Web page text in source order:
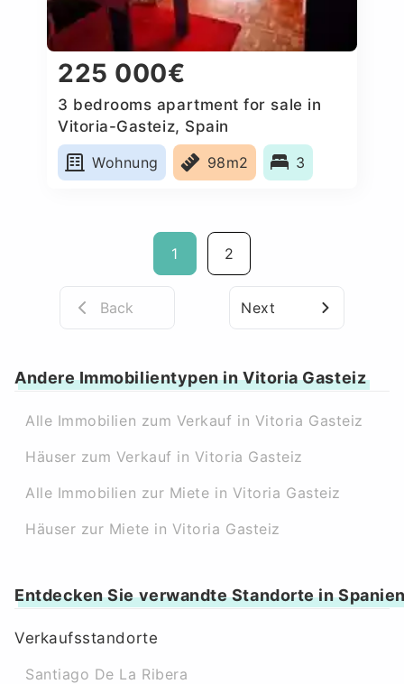
225 000€
3 bedrooms apartment for sale in
Vitoria-Gasteiz, Spain
Wohnung
98m2 3
1 2
Back Next
Andere Immobilientypen in Vitoria Gasteiz
Alle Immobilien zum Verkauf in Vitoria Gasteiz
Häuser zum Verkauf in Vitoria Gasteiz
Alle Immobilien zur Miete in Vitoria Gasteiz
Häuser zur Miete in Vitoria Gasteiz
Entdecken Sie verwandte Standorte in
Verkaufsstandorte
Santiago De La Ribera